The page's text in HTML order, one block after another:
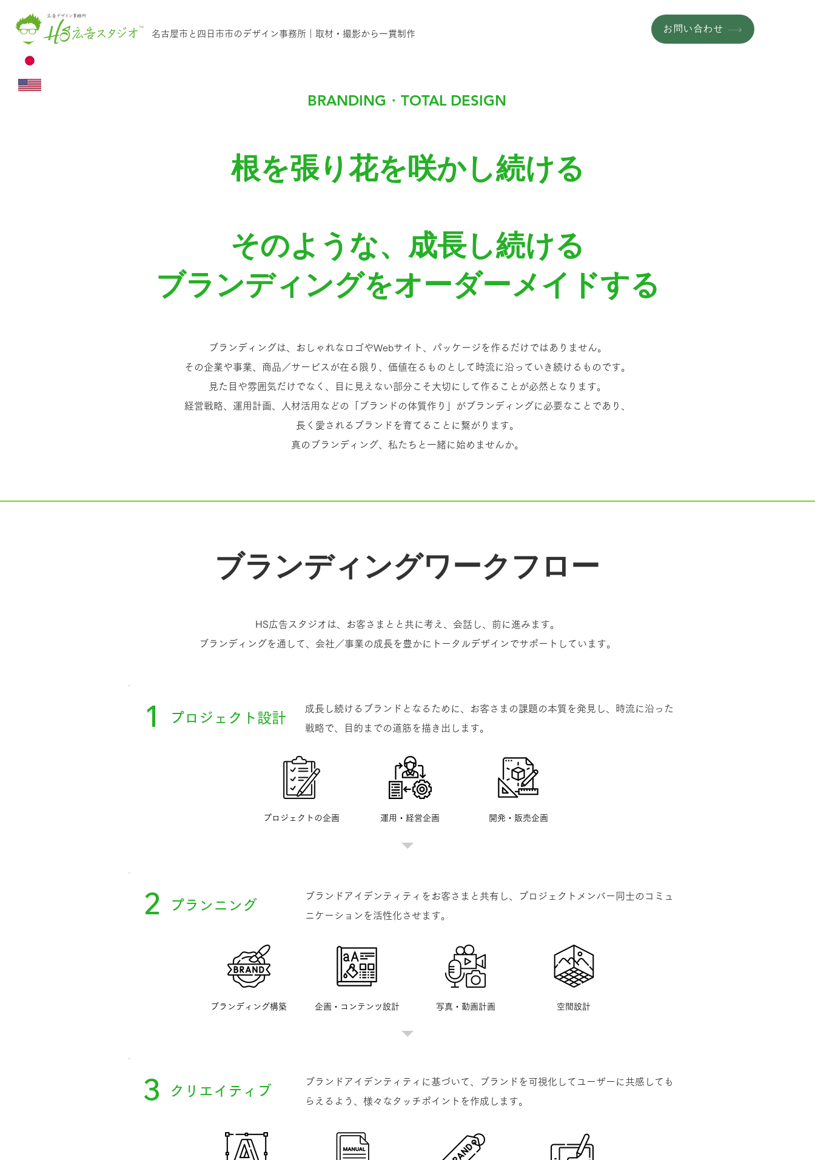
名古屋市と四日市市のデザイン事務所｜取材・撮影から一貫制作 お問い合わせ
BRANDING・TOTAL DESIGN
根を張り花を咲かし続ける
そのような、 成長し続ける
ブランディングをオーダーメイドする
ブランディングは、おしゃれなロゴやWebサイト、パッケージを作るだけではありません。
その企業や事業、商品／サービスが在る限り、価値在るものとして時流に沿っていき続けるものです。
見た目や雰囲気だけでなく、目に見えない部分こそ大切にして作ることが必然となります。
経営戦略、運用計画、人材活用などの「ブランドの体質作り」がブランディングに必要なことであり、
長く愛されるブランドを育てることに繋がります。
​真のブランディング、私たちと一緒に始めませんか。
ブランディングワークフロー
HS広告スタジオは、お客さまとと共に考え、会話し、前に進みます。
​ブランディングを通して、会社／事業の成長を豊かにトータルデザインでサポートしています。
1 プロジェクト設計
成長し続けるブランドとなるために、お客さまの課題の本質を発見し、時流に沿った
戦略で、目的までの道筋を描き出します。
プロジェクトの企画 運用・経営企画 開発・販売企画
2 プランニング
ブランディング構築
ブランドアイデンティティをお客さまと共有し、プロジェクトメンバー同士のコミュ
ニケーションを活性化させます。
企画・コンテンツ設計 写真・動画計画 空間設計
3 クリエイティブ
ブランドアイデンティティに基づいて、ブランドを可視化してユーザーに共感しても
らえるよう、様々なタッチポイントを作成します。